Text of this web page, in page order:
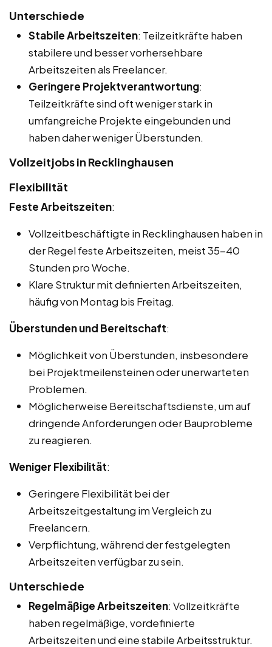
Unterschiede
Stabile Arbeitszeiten: Teilzeitkräfte haben
stabilere und besser vorhersehbare
Arbeitszeiten als Freelancer.
Geringere Projektverantwortung:
Teilzeitkräfte sind oft weniger stark in
umfangreiche Projekte eingebunden und
haben daher weniger Überstunden.
Vollzeitjobs in Recklinghausen
Flexibilität
Feste Arbeitszeiten:
Vollzeitbeschäftigte in Recklinghausen haben in
der Regel feste Arbeitszeiten, meist 35-40
Stunden pro Woche.
Klare Struktur mit definierten Arbeitszeiten,
häufig von Montag bis Freitag.
Überstunden und Bereitschaft:
Möglichkeit von Überstunden, insbesondere
bei Projektmeilensteinen oder unerwarteten
Problemen.
Möglicherweise Bereitschaftsdienste, um auf
dringende Anforderungen oder Bauprobleme
zu reagieren.
Weniger Flexibilität:
Geringere Flexibilität bei der
Arbeitszeitgestaltung im Vergleich zu
Freelancern.
Verpflichtung, während der festgelegten
Arbeitszeiten verfügbar zu sein.
Unterschiede
Regelmäßige Arbeitszeiten: Vollzeitkräfte
haben regelmäßige, vordefinierte
Arbeitszeiten und eine stabile Arbeitsstruktur.